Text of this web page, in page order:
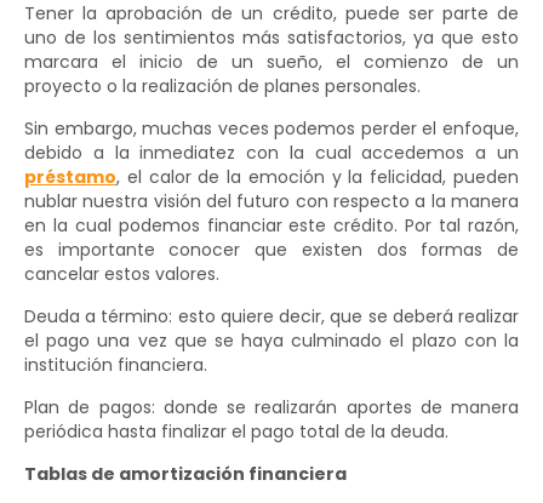
Tener la aprobación de un crédito, puede ser parte de
uno de los sentimientos más satisfactorios, ya que esto
marcara el inicio de un sueño, el comienzo de un
proyecto o la realización de planes personales.
Sin embargo, muchas veces podemos perder el enfoque,
debido a la inmediatez con la cual accedemos a un
préstamo, el calor de la emoción y la felicidad, pueden
nublar nuestra visión del futuro con respecto a la manera
en la cual podemos financiar este crédito. Por tal razón,
es importante conocer que existen dos formas de
cancelar estos valores.
Deuda a término: esto quiere decir, que se deberá realizar
el pago una vez que se haya culminado el plazo con la
institución financiera.
Plan de pagos: donde se realizarán aportes de manera
periódica hasta finalizar el pago total de la deuda.
Tablas de amortización financiera